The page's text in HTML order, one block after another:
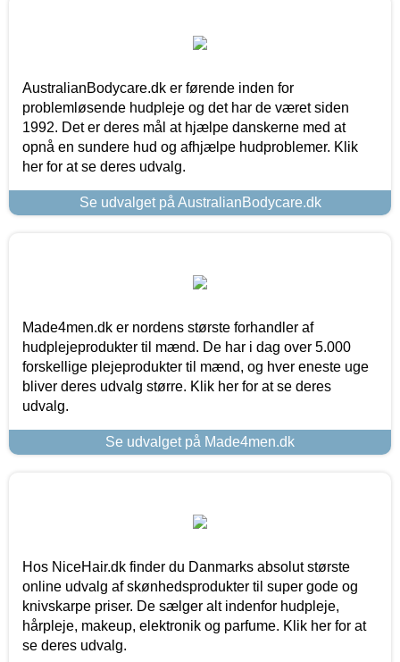
AustralianBodycare.dk er førende inden for
problemløsende hudpleje og det har de været siden
1992. Det er deres mål at hjælpe danskerne med at
opnå en sundere hud og afhjælpe hudproblemer. Klik
her for at se deres udvalg.
Se udvalget på AustralianBodycare.dk
Made4men.dk er nordens største forhandler af
hudplejeprodukter til mænd. De har i dag over 5.000
forskellige plejeprodukter til mænd, og hver eneste uge
bliver deres udvalg større. Klik her for at se deres
udvalg.
Se udvalget på Made4men.dk
Hos NiceHair.dk finder du Danmarks absolut største
online udvalg af skønhedsprodukter til super gode og
knivskarpe priser. De sælger alt indenfor hudpleje,
hårpleje, makeup, elektronik og parfume. Klik her for at
se deres udvalg.